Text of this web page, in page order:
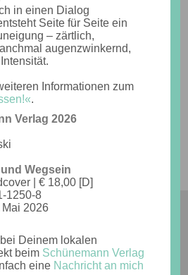
foam. From left to right.
Text fin­det Ihr im
2020“. Die­ser
Mal und beglückt uns auch
Tag für Tag mit einem Sofort­bild
Geschich­te. Der hoch­wer­ti­ge
und inti­me Moment­
aus aller Welt.
gibt es ihn hier:
de/buecher/ansehen/347
& Datenschutz
in einen Dialog
Seite für Seite ein
– zärtlich,
augenzwinkernd,
Informationen zum
.
Verlag 2026
Wegsein
| € 18,00 [D]
1250-8
2026
Deinem lokalen
beim Schünemann Verlag
eine Nachricht an mich